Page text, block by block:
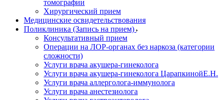
томографии
Хирургический прием
Медицинские освидетельствования
Поликлиника (Запись на прием)
Консультативный прием
Операции на ЛОР-органах без наркоза (категории
сложности)
Услуги врача акушера-гинеколога
Услуги врача акушера-гинеколога ЦарапкинойЕ.Н.
Услуги врача аллерголога-иммунолога
Услуги врача анестезиолога